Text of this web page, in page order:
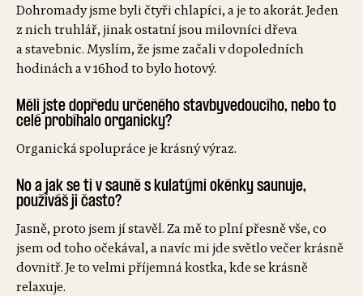
Dohromady jsme byli čtyři chlapíci, a je to akorát. Jeden
z nich truhlář, jinak ostatní jsou milovníci dřeva
a stavebnic. Myslím, že jsme začali v dopoledních
hodinách a v 16hod to bylo hotový.
Měli jste dopředu určeného stavbyvedoucího, nebo to
celé probíhalo organicky?
Organická spolupráce je krásný výraz.
No a jak se ti v sauně s kulatými okénky saunuje,
používáš ji často?
Jasně, proto jsem jí stavěl. Za mě to plní přesně vše, co
jsem od toho očekával, a navíc mi jde světlo večer krásně
dovnitř. Je to velmi příjemná kostka, kde se krásně
relaxuje.